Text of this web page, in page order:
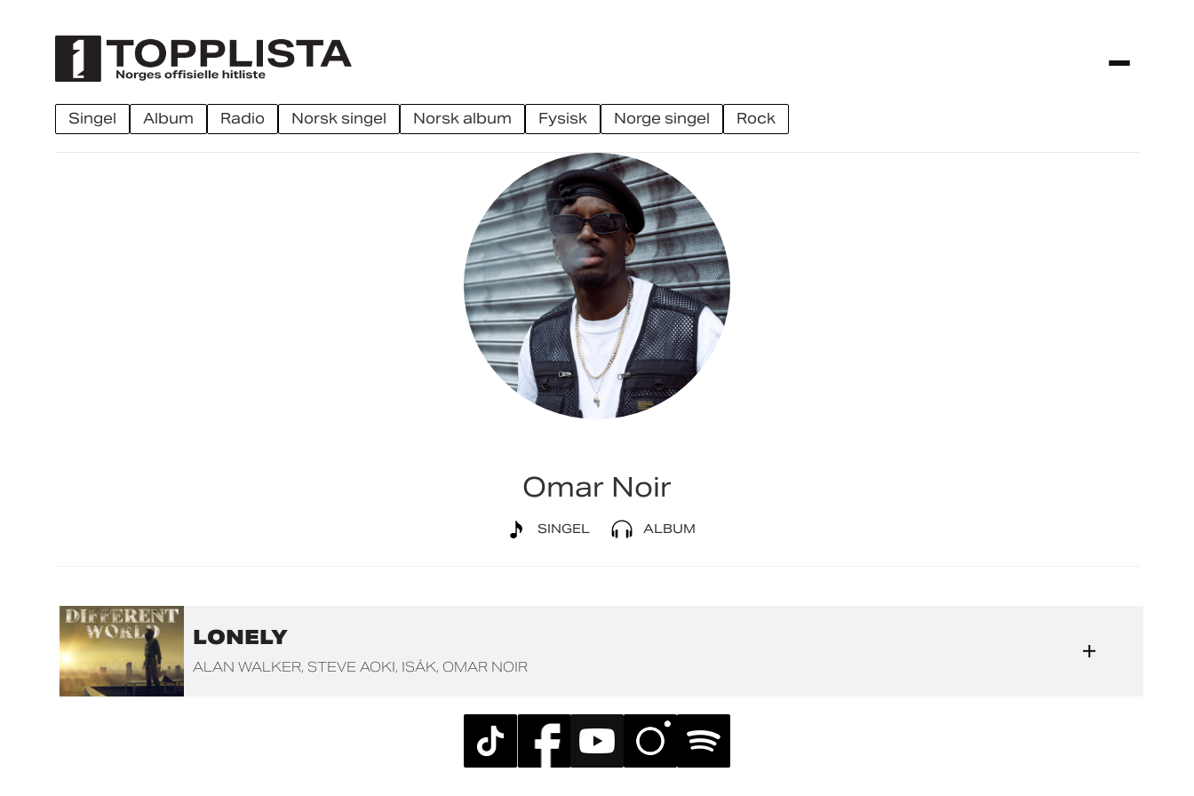
singel album radio norsk singel norsk album fysisk norge singel rock
Omar Noir
SINGEL ALBUM
LONELY
ALAN WALKER STEVE AOKI ISÁK OMAR NOIR